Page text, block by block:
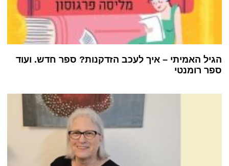
הגיל האמיתי – איך לעכב הזדקנות? ספר חדש. ועוד
ספר רומנטי